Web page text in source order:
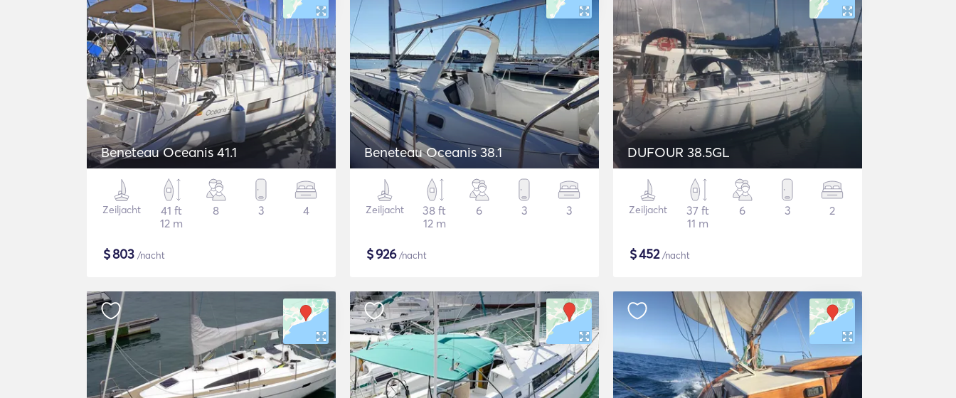
Beneteau Oceanis 41.1
Zeiljacht
41 ft
12 m
8 3 4
$803 /nacht
Beneteau Oceanis 38.1
Zeiljacht
38 ft
12 m
6 3 3
$926/nacht
DUFOUR 38.5GL
Zeiljacht
37 ft
11 m
6 3 2
$452/nacht